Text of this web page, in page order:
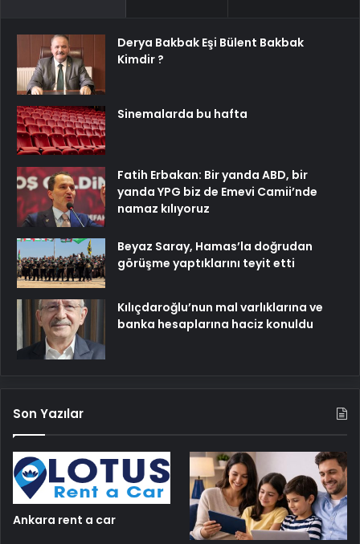
Derya Bakbak Eşi Bülent Bakbak
Kimdir ?
Sinemalarda bu hafta
Fatih Erbakan: Bir yanda ABD, bir
yanda YPG biz de Emevi Camii’nde
namaz kılıyoruz
Beyaz Saray, Hamas’la doğrudan
görüşme yaptıklarını teyit etti
Kılıçdaroğlu’nun mal varlıklarına ve
banka hesaplarına haciz konuldu
Son Yazılar
Ankara rent a car